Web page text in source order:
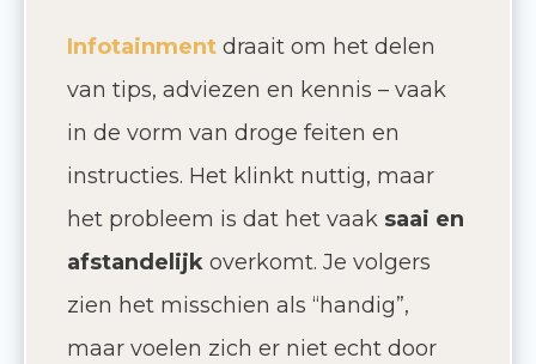
Infotainment draait om het delen
van tips, adviezen en kennis – vaak
in de vorm van droge feiten en
instructies. Het klinkt nuttig, maar
het probleem is dat het vaak saai en
afstandelijk overkomt. Je volgers
zien het misschien als “handig”,
maar voelen zich er niet echt door